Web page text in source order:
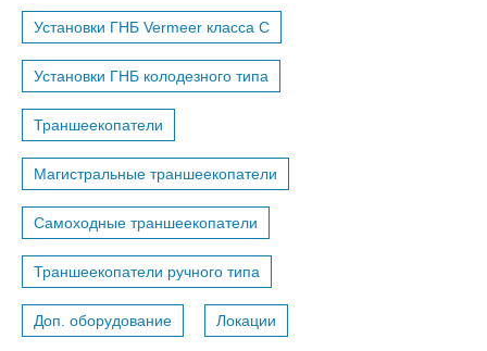
Установки ГНБ Vermeer класса С
Установки ГНБ колодезного типа
Траншеекопатели
Магистральные траншеекопатели
Самоходные траншеекопатели
Траншеекопатели ручного типа
Доп. оборудование Локации